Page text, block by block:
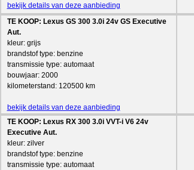
bekijk details van deze aanbieding
TE KOOP: Lexus GS 300 3.0i 24v GS Executive
Aut.
kleur: grijs
brandstof type: benzine
transmissie type: automaat
bouwjaar: 2000
kilometerstand: 120500 km
bekijk details van deze aanbieding
TE KOOP: Lexus RX 300 3.0i VVT-i V6 24v
Executive Aut.
kleur: zilver
brandstof type: benzine
transmissie type: automaat